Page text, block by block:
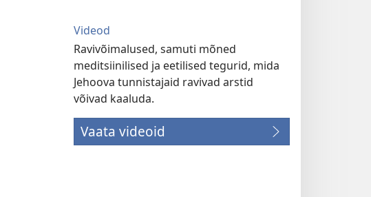
Videod
Ravivõimalused, samuti mõned
meditsiinilised ja eetilised tegurid, mida
Jehoova tunnistajaid ravivad arstid
võivad kaaluda.
Vaata videoid